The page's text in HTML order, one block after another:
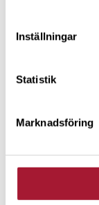
Inställningar
Statistik
Marknadsföring
att bli dömd och
– De enda som
pappers-DN och
aktiekurserna,
intresserad.